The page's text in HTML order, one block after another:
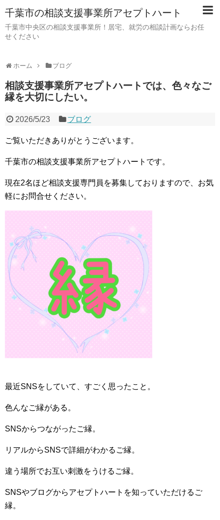
千葉市の相談支援事業所アセプトハート
千葉市中央区の相談支援事業所！居宅、就労の相談計画ならお任
せください
ホーム ブログ
相談支援事業所アセプトハートでは、色々なご
縁を大切にしたい。
2026/5/23 ブログ
ご覧いただきありがとうございます。
千葉市の相談支援事業所アセプトハートです。
現在2名ほど相談支援専門員を募集しておりますので、お気
軽にお問合せください。
最近SNSをしていて、すごく思ったこと。
色んなご縁がある。
SNSからつながったご縁。
リアルからSNSで詳細がわかるご縁。
違う場所でお互い刺激をうけるご縁。
SNSやブログからアセプトハートを知っていただけるご
縁。